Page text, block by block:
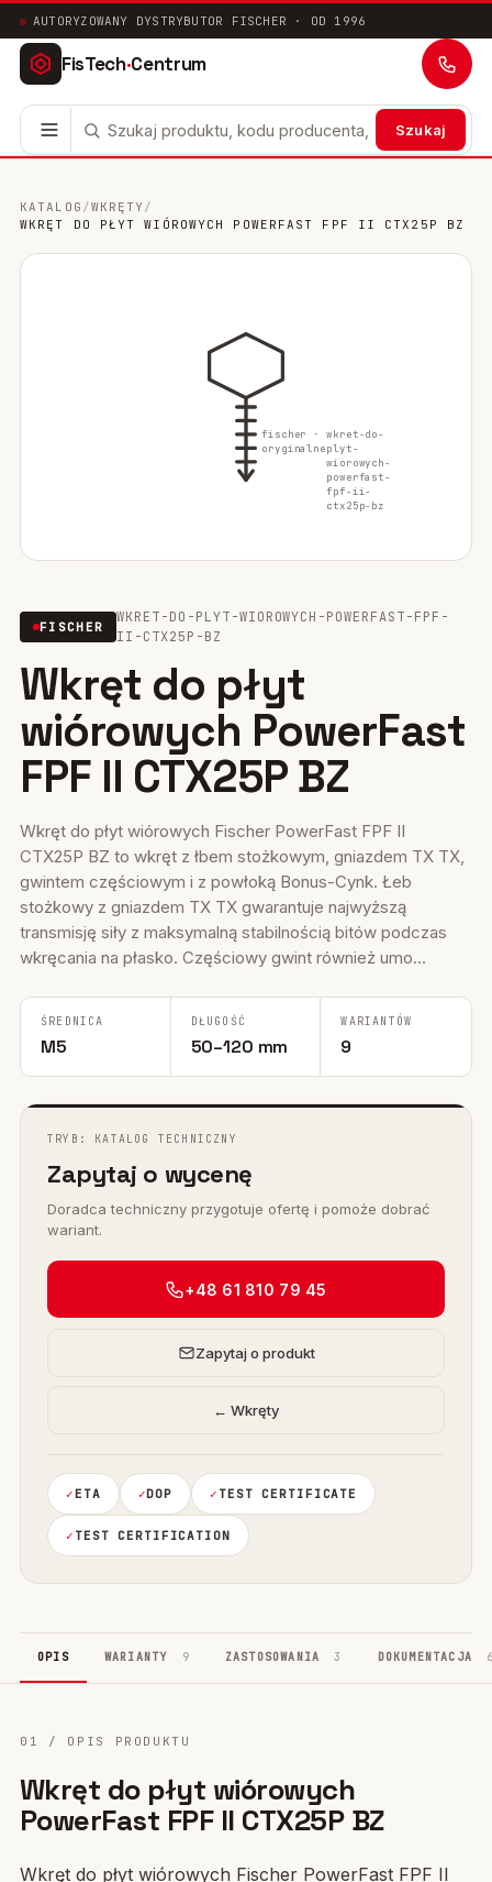
AUTORYZOWANY DYSTRYBUTOR FISCHER · OD 1996
FisTech·Centrum
Szukaj
Mocowania uniwersalne
Mocowania w pustych przestrzeniach
Wiertła i narzędzia
Mocowania elektryczne
Wkręty
Firestop
Uszczelniacze, piany kleje
Systemy fasadowe
KATALOG /WKRĘTY/
WKRĘT DO PŁYT WIÓROWYCH POWERFAST FPF II CTX25P BZ
fischer ·
oryginalne
wkret-do-
plyt-
wiorowych-
powerfast-
fpf-ii-
ctx25p-bz
FISCHER
WKRET-DO-PLYT-WIOROWYCH-POWERFAST-FPF-
II-CTX25P-BZ
Wkręt do płyt
wiórowych PowerFast
FPF II CTX25P BZ
Wkręt do płyt wiórowych Fischer PowerFast FPF II
CTX25P BZ to wkręt z łbem stożkowym, gniazdem TX TX,
gwintem częściowym i z powłoką Bonus-Cynk. Łeb
stożkowy z gniazdem TX TX gwarantuje najwyższą
transmisję siły z maksymalną stabilnością bitów podczas
wkręcania na płasko. Częściowy gwint również umo...
ŚREDNICA
M5
DŁUGOŚĆ
50–120 mm
WARIANTÓW
9
TRYB: KATALOG TECHNICZNY
Zapytaj o wycenę
Doradca techniczny przygotuje ofertę i pomoże dobrać
wariant.
+48 61 810 79 45
Zapytaj o produkt
← Wkręty
ETA DOP TEST CERTIFICATE
TEST CERTIFICATION
OPIS WARIANTY 9 ZASTOSOWANIA 3 DOKUMENTACJA
01 / OPIS PRODUKTU
Wkręt do płyt wiórowych
PowerFast FPF II CTX25P BZ
Wkręt do płyt wiórowych Fischer PowerFast FPF II